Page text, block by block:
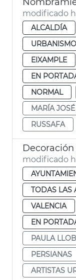
modificado
ALCALDÍA
URBANISMO
EIXAMPLE
EN
NORMAL
MARÍA
RUSSAFA
modificado
TODAS LAS
VALENCIA
EN
PAULA
PERSIANAS
ARTISTAS